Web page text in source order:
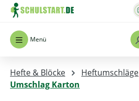
Zum Hauptinhalt springen
Menü
Hefte & Blöcke
Heftumschläge
Umschlag Karton